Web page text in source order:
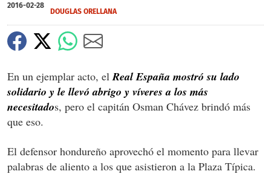
2016-02-28
DOUGLAS ORELLANA
En un ejemplar acto, el Real España mostró su lado
solidario y le llevó abrigo y víveres a los más
necesitados, pero el capitán Osman Chávez brindó más
que eso.
El defensor hondureño aprovechó el momento para llevar
palabras de aliento a los que asistieron a la Plaza Típica.